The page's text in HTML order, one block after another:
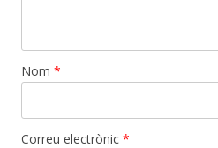
Nom *
Correu electrònic *